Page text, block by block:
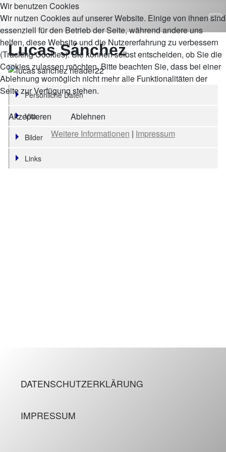
Lucas Sánchez
Persönliche Daten
Vita
Bilder
Links
DATENSCHUTZERKLÄRUNG
IMPRESSUM
Wir benutzen Cookies
Wir nutzen Cookies auf unserer Website. Einige von ihnen sind
essenziell für den Betrieb der Seite, während andere uns
helfen, diese Website und die Nutzererfahrung zu verbessern
(Tracking Cookies). Sie können selbst entscheiden, ob Sie die
Cookies zulassen möchten. Bitte beachten Sie, dass bei einer
Ablehnung womöglich nicht mehr alle Funktionalitäten der
Seite zur Verfügung stehen.
Akzeptieren
Ablehnen
Weitere Informationen | Impressum